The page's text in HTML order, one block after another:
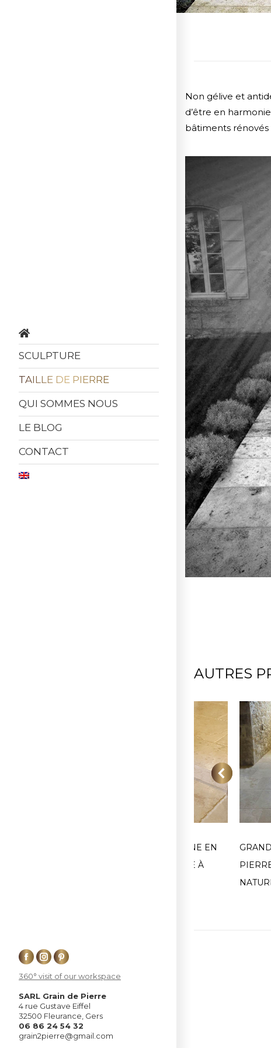
SCULPTURE
TAILLE DE PIERRE
QUI SOMMES NOUS
LE BLOG
CONTACT
Facebook
page
opens
in
new
window
Instagram
page
opens
in
new
window
Pinterest
page
opens
in
new
window
360° visit of our workspace
SARL Grain de Pierre
4 rue Gustave Eiffel
32500 Fleurance, Gers
06 86 24 54 32
grain2pierre@gmail.com
Non gélive et
d’être en
bâtiments
AUTRES
DALLAGE DE CUISINE EN
PIERRE NATURELLE À